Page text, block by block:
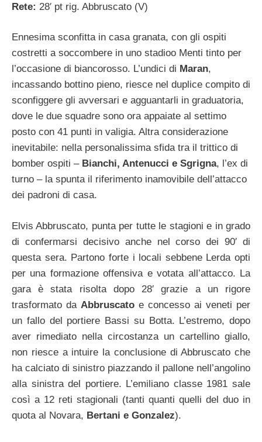
Rete: 28′ pt rig. Abbruscato (V)
Ennesima sconfitta in casa granata, con gli ospiti
costretti a soccombere in uno stadioo Menti tinto per
l’occasione di biancorosso. L’undici di Maran,
incassando bottino pieno, riesce nel duplice compito di
sconfiggere gli avversari e agguantarli in graduatoria,
dove le due squadre sono ora appaiate al settimo
posto con 41 punti in valigia. Altra considerazione
inevitabile: nella personalissima sfida tra il trittico di
bomber ospiti –Bianchi, Antenucci e Sgrigna, l’ex di
turno – la spunta il riferimento inamovibile dell’attacco
dei padroni di casa.
Elvis Abbruscato, punta per tutte le stagioni e in grado
di confermarsi decisivo anche nel corso dei 90′ di
questa sera. Partono forte i locali sebbene Lerda opti
per una formazione offensiva e votata all’attacco. La
gara è stata risolta dopo 28′ grazie a un rigore
trasformato da Abbruscato e concesso ai veneti per
un fallo del portiere Bassi su Botta. L’estremo, dopo
aver rimediato nella circostanza un cartellino giallo,
non riesce a intuire la conclusione di Abbruscato che
ha calciato di sinistro piazzando il pallone nell’angolino
alla sinistra del portiere. L’emiliano classe 1981 sale
così a 12 reti stagionali (tanti quanti quelli del duo in
quota al Novara, Bertani e Gonzalez).